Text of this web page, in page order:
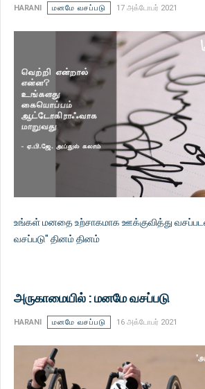
HARANI மனமே வசப்படு 17 அக்டோபர் 2021
உங்கள் மனதை உற்சாகமாக ஊக்குவித்து
வசப்படு" தினம் தினம்
அருகாமையில் : மனமே வசப்படு
HARANI மனமே வசப்படு 16 அக்டோபர் 2021